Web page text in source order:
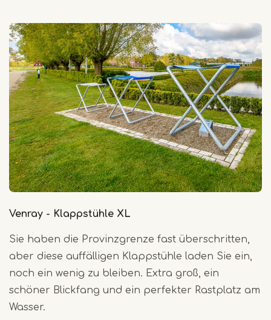
Venray - Klappstühle XL
Sie haben die Provinzgrenze fast überschritten,
aber diese auffälligen Klappstühle laden Sie ein,
noch ein wenig zu bleiben. Extra groß, ein
schöner Blickfang und ein perfekter Rastplatz am
Wasser.